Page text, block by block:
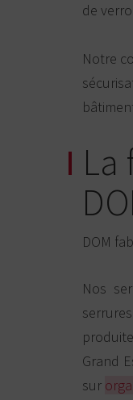
de
Notre
La
DOM
Nos
Grand
sur